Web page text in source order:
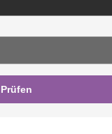
Prüfen